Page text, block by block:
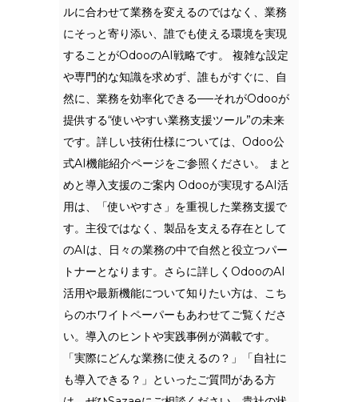
ルに合わせて業務を変えるのではなく、業務
にそっと寄り添い、誰でも使える環境を実現
することがOdooのAI戦略です。 複雑な設定
や専門的な知識を求めず、誰もがすぐに、自
然に、業務を効率化できる──それがOdooが
提供する“使いやすい業務支援ツール”の未来
です。詳しい技術仕様については、Odoo公
式AI機能紹介ページをご参照ください。 まと
めと導入支援のご案内 Odooが実現するAI活
用は、「使いやすさ」を重視した業務支援で
す。主役ではなく、製品を支える存在として
のAIは、日々の業務の中で自然と役立つパー
トナーとなります。さらに詳しくOdooのAI
活用や最新機能について知りたい方は、こち
らのホワイトペーパーもあわせてご覧くださ
い。導入のヒントや実践事例が満載です。
「実際にどんな業務に使えるの？」「自社に
も導入できる？」といったご質問がある方